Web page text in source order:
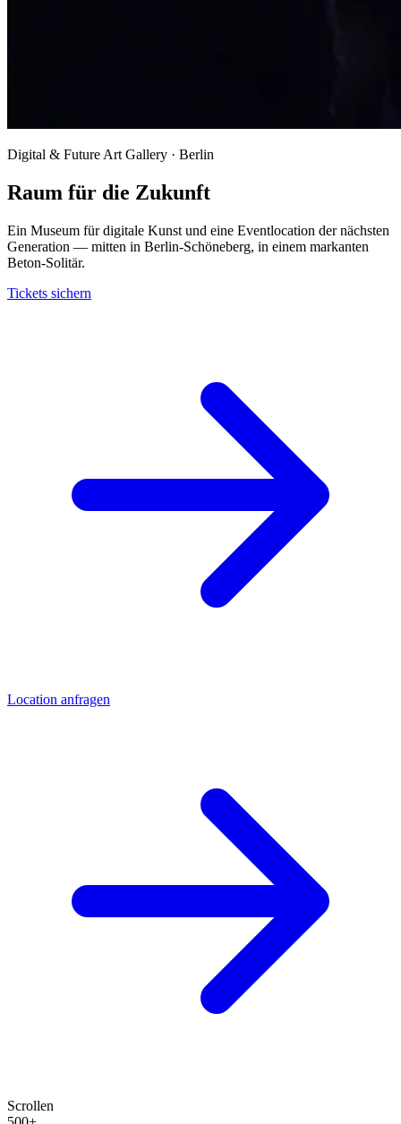
Digital & Future Art Gallery · Berlin
Raum für die Zukunft
Ein Museum für digitale Kunst und eine Eventlocation der nächsten
Generation — mitten in Berlin-Schöneberg, in einem markanten
Beton-Solitär.
Tickets sichern
Location anfragen
Scrollen